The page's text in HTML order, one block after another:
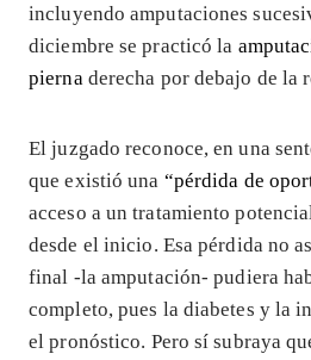
incluyendo amputaciones
diciembre se practicó la
pierna derecha por debajo de la
El juzgado reconoce, en una
que existió una “pérdida de
acceso a un tratamiento
desde el inicio. Esa pérdida no
final -la amputación- pudiera
completo, pues la diabetes y la
el pronóstico. Pero sí subraya